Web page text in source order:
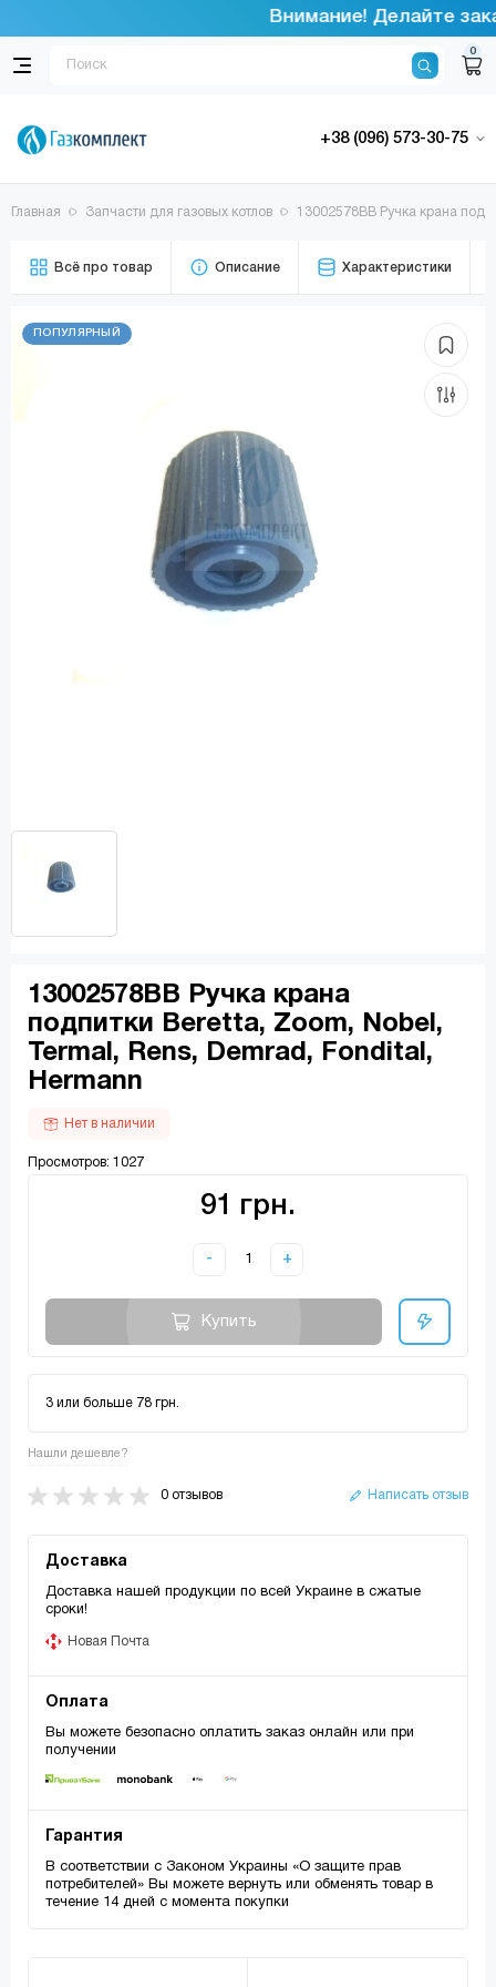
Внимание! Делайте
0
+38 (096) 573-30-75
Главная Запчасти для газовых котлов 13002578ВВ Ручка крана
Всё про товар Описание Характеристики
ПОПУЛЯРНЫЙ
13002578ВВ Ручка крана
подпитки Beretta, Zoom, Nobel,
Termal, Rens, Demrad, Fondital,
Hermann
Нет в наличии
Просмотров: 1027
91 грн.
- +
Купить
3 или больше 78 грн.
Нашли дешевле?
0 отзывов Написать отзыв
Доставка
Доставка нашей продукции по всей Украине в сжатые
сроки!
Новая Почта
Оплата
Вы можете безопасно оплатить заказ онлайн или при
получении
Гарантия
В соответствии с Законом Украины «О защите прав
потребителей» Вы можете вернуть или обменять товар в
течение 14 дней с момента покупки